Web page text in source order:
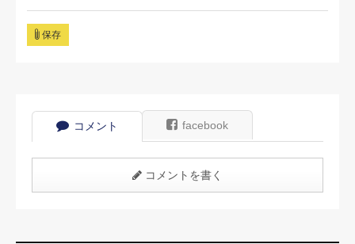
保存
コメント facebook
コメントを書く